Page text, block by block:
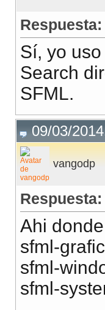
Sí, yo
Search
SFML.
09/03/
vangodp
Ahi
sfml-
sfml-
sfml-